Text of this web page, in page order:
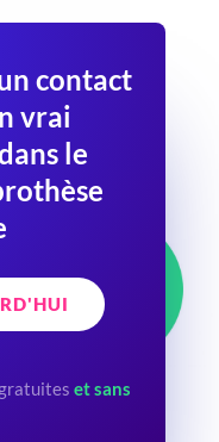
contact
vrai
le
et sans